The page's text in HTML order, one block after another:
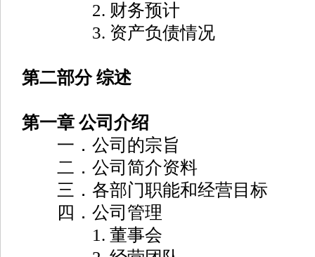
2. 财务预计
3. 资产负债情况
第二部分 综述
第一章 公司介绍
一．公司的宗旨
二．公司简介资料
三．各部门职能和经营目标
四．公司管理
1. 董事会